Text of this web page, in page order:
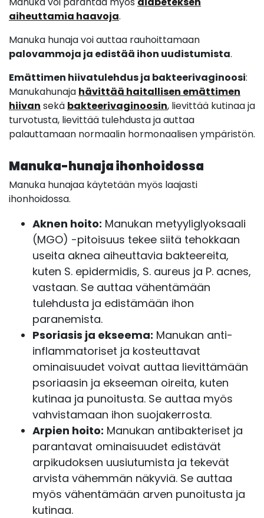
aiheuttamia haavoja.
Manuka hunaja voi auttaa rauhoittamaan
palovammoja ja edistää ihon uudistumista.
Emättimen hiivatulehdus ja bakteerivaginoosi:
Manukahunaja hävittää haitallisen emättimen
hiivan sekä bakteerivaginoosin, lievittää kutinaa ja
turvotusta, lievittää tulehdusta ja auttaa
palauttamaan normaalin hormonaalisen ympäristön.
Manuka-hunaja ihonhoidossa
Manuka hunajaa käytetään myös laajasti
ihonhoidossa.
Aknen hoito: Manukan metyyliglyoksaali
(MGO) -pitoisuus tekee siitä tehokkaan
useita aknea aiheuttavia bakteereita,
kuten S. epidermidis, S. aureus ja P. acnes,
vastaan. Se auttaa vähentämään
tulehdusta ja edistämään ihon
paranemista.
Psoriasis ja ekseema: Manukan anti-
inflammatoriset ja kosteuttavat
ominaisuudet voivat auttaa lievittämään
psoriaasin ja ekseeman oireita, kuten
kutinaa ja punoitusta. Se auttaa myös
vahvistamaan ihon suojakerrosta.
Arpien hoito: Manukan antibakteriset ja
parantavat ominaisuudet edistävät
arpikudoksen uusiutumista ja tekevät
arvista vähemmän näkyviä. Se auttaa
myös vähentämään arven punoitusta ja
kutinaa.